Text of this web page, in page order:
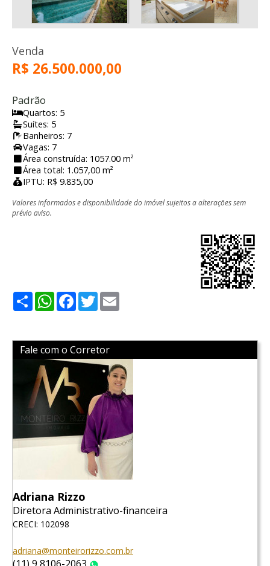
Venda
R$ 26.500.000,00
Padrão
Quartos: 5
Suítes: 5
Banheiros: 7
Vagas: 7
Área construída: 1057.00 m²
Área total: 1.057,00 m²
IPTU: R$ 9.835,00
Valores informados e disponibilidade do imóvel sujeitos a alterações sem
prévio aviso.
ShareWhatsApp
Facebook
Twitter
Fale com o Corretor
Adriana Rizzo
Diretora Administrativo-financeira
CRECI: 102098
adriana@monteirorizzo.com.br